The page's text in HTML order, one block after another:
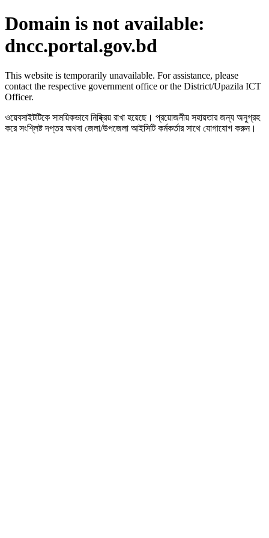
Domain is not available:
dncc.portal.gov.bd
This website is temporarily unavailable. For assistance, please
contact the respective government office or the District/Upazila ICT
Officer.
ওয়েবসাইটটিকে সাময়িকভাবে নিষ্ক্রিয় রাখা হয়েছে। প্রয়োজনীয় সহায়তার জন্য অনুগ্রহ
করে সংশ্লিষ্ট দপ্তর অথবা জেলা/উপজেলা আইসিটি কর্মকর্তার সাথে যোগাযোগ করুন।